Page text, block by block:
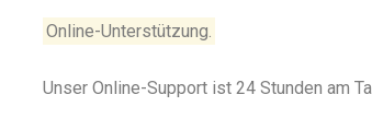
Online-Unterstützung.
Unser Online-Support ist 24 Stunden am